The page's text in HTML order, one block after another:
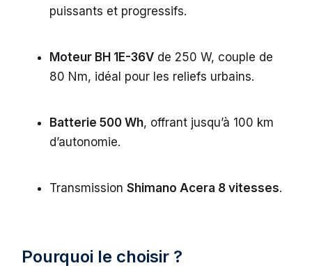
puissants et progressifs.
Moteur BH 1E-36V de 250 W, couple de
80 Nm, idéal pour les reliefs urbains.
Batterie 500 Wh, offrant jusqu’à 100 km
d’autonomie.
TransmissionShimano Acera 8 vitesses.
Pourquoi le choisir ?